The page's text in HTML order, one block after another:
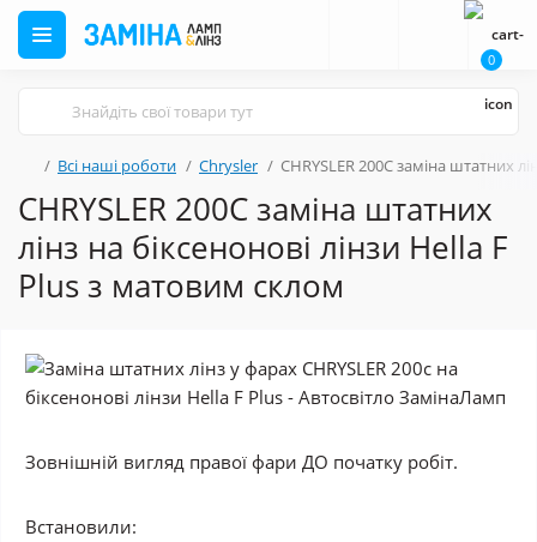
0
Всі наші роботи Chrysler СHRYSLER 200C заміна штатних
СHRYSLER 200C заміна штатних
лінз на біксенонові лінзи Hella F
Plus з матовим склом
Зовнішній вигляд правої фари ДО початку робіт.
Встановили: